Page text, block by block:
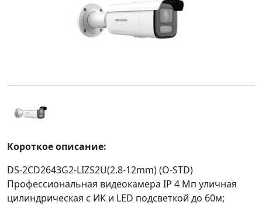
Короткое описание:
DS-2CD2643G2-LIZS2U(2.8-12mm) (O-STD)
Профессиональная видеокамера IP 4 Мп уличная
цилиндрическая с ИК и LED подсветкой до 60м;